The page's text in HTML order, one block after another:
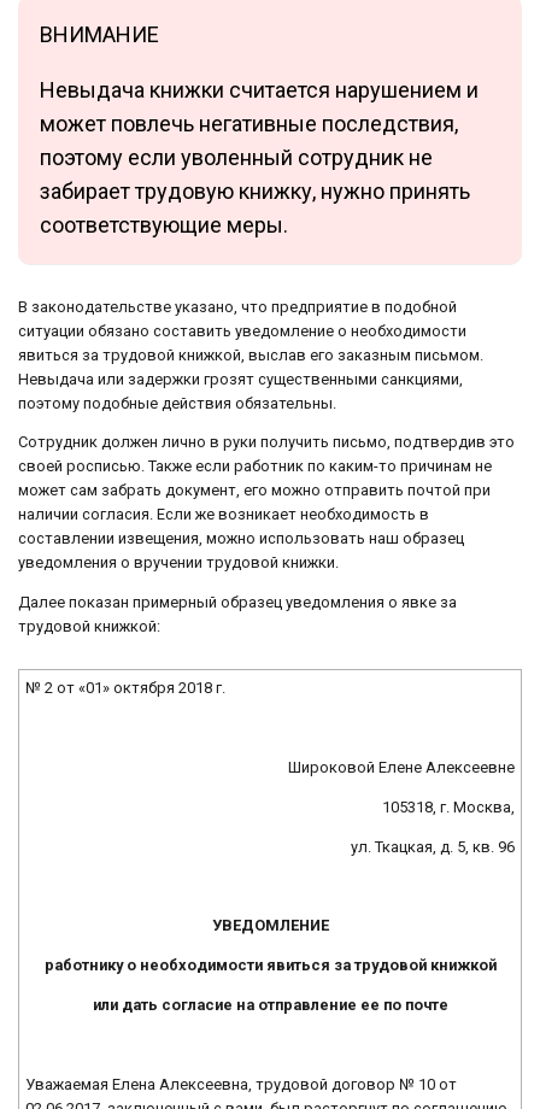
ВНИМАНИЕ
Невыдача книжки считается нарушением и
может повлечь негативные последствия,
поэтому если уволенный сотрудник не
забирает трудовую книжку, нужно принять
соответствующие меры.
В законодательстве указано, что предприятие в подобной
ситуации обязано составить уведомление о необходимости
явиться за трудовой книжкой, выслав его заказным письмом.
Невыдача или задержки грозят существенными санкциями,
поэтому подобные действия обязательны.
Сотрудник должен лично в руки получить письмо, подтвердив это
своей росписью. Также если работник по каким-то причинам не
может сам забрать документ, его можно отправить почтой при
наличии согласия. Если же возникает необходимость в
составлении извещения, можно использовать наш образец
уведомления о вручении трудовой книжки.
Далее показан примерный образец уведомления о явке за
трудовой книжкой:
№ 2 от «01» октября 2018 г.
Широковой Елене Алексеевне
105318, г. Москва,
ул. Ткацкая, д. 5, кв. 96
УВЕДОМЛЕНИЕ
работнику о необходимости явиться за трудовой книжкой
или дать согласие на отправление ее по почте
Уважаемая Елена Алексеевна, трудовой договор № 10 от